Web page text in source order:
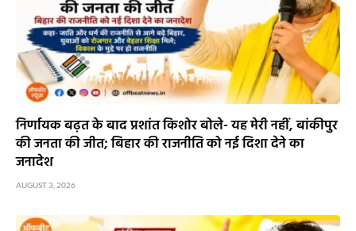
निर्णायक बढ़त के बाद प्रशांत किशोर बोले- यह मेरी नहीं, बांकीपुर
की जनता की जीत; बिहार की राजनीति को नई दिशा देने का
जनादेश
AUGUST 3, 2026